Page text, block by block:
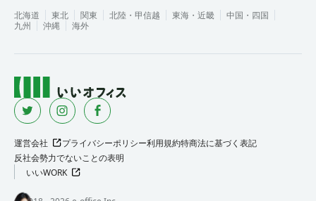
北海道
東北 関東 北陸・甲信越 東海・近畿
中国・四国
九州
沖縄 海外
運営会社 プライバシーポリシー利用規約特商法に基づく表記
反社会勢力でないことの表明
いいWORK